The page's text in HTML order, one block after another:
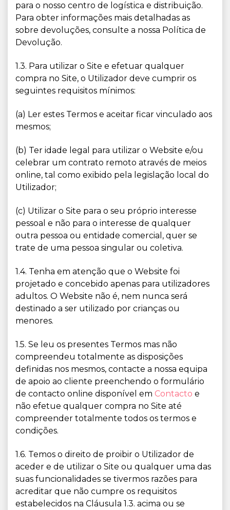
para o nosso centro de logística e distribuição.
Para obter informações mais detalhadas as
sobre devoluções, consulte a nossa Política de
Devolução.
1.3. Para utilizar o Site e efetuar qualquer
compra no Site, o Utilizador deve cumprir os
seguintes requisitos mínimos:
(a) Ler estes Termos e aceitar ficar vinculado aos
mesmos;
(b) Ter idade legal para utilizar o Website e/ou
celebrar um contrato remoto através de meios
online, tal como exibido pela legislação local do
Utilizador;
(c) Utilizar o Site para o seu próprio interesse
pessoal e não para o interesse de qualquer
outra pessoa ou entidade comercial, quer se
trate de uma pessoa singular ou coletiva.
1.4. Tenha em atenção que o Website foi
projetado e concebido apenas para utilizadores
adultos. O Website não é, nem nunca será
destinado a ser utilizado por crianças ou
menores.
1.5. Se leu os presentes Termos mas não
compreendeu totalmente as disposições
definidas nos mesmos, contacte a nossa equipa
de apoio ao cliente preenchendo o formulário
de contacto online disponível em Contacto e
não efetue qualquer compra no Site até
compreender totalmente todos os termos e
condições.
1.6. Temos o direito de proibir o Utilizador de
aceder e de utilizar o Site ou qualquer uma das
suas funcionalidades se tivermos razões para
acreditar que não cumpre os requisitos
estabelecidos na Cláusula 1.3. acima ou se